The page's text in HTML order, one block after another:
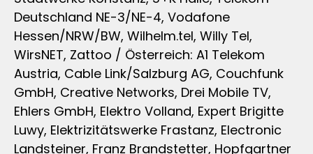
Deutschland NE-3/NE-4, Vodafone
Hessen/NRW/BW, Wilhelm.tel, Willy Tel,
WirsNET, Zattoo / Österreich: A1 Telekom
Austria, Cable Link/Salzburg AG, Couchfunk
GmbH, Creative Networks, Drei Mobile TV,
Ehlers GmbH, Elektro Volland, Expert Brigitte
Luwy, Elektrizitätswerke Frastanz, Electronic
Landsteiner, Franz Brandstetter, Hopfgartner